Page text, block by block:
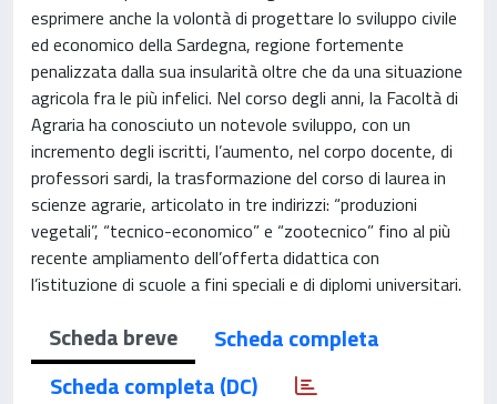
esprimere anche la volontà di progettare lo sviluppo civile
ed economico della Sardegna, regione fortemente
penalizzata dalla sua insularità oltre che da una situazione
agricola fra le più infelici. Nel corso degli anni, la Facoltà di
Agraria ha conosciuto un notevole sviluppo, con un
incremento degli iscritti, l’aumento, nel corpo docente, di
professori sardi, la trasformazione del corso di laurea in
scienze agrarie, articolato in tre indirizzi: “produzioni
vegetali”, “tecnico-economico” e “zootecnico” fino al più
recente ampliamento dell’offerta didattica con
l’istituzione di scuole a fini speciali e di diplomi universitari.
Scheda breve
Scheda completa
Scheda completa (DC)